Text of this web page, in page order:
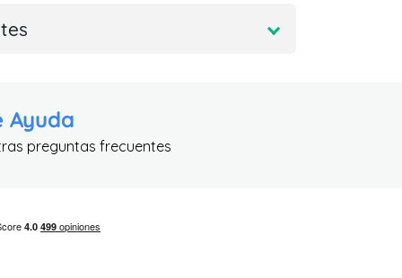
Ayuda
preguntas frecuentes